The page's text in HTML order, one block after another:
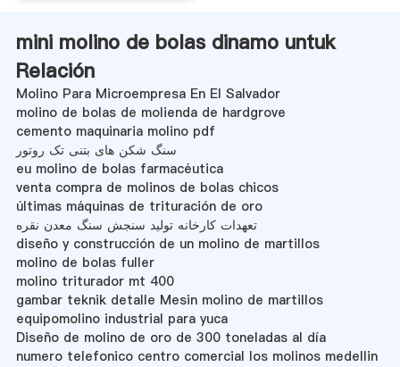
mini molino de bolas dinamo untuk
Relación
Molino Para Microempresa En El Salvador
molino de bolas de molienda de hardgrove
cemento maquinaria molino pdf
سنگ شکن های بتنی تک روتور
eu molino de bolas farmacéutica
venta compra de molinos de bolas chicos
últimas máquinas de trituración de oro
تعهدات کارخانه تولید سنجش سنگ معدن نقره
diseño y construcción de un molino de martillos
molino de bolas fuller
molino triturador mt 400
gambar teknik detalle Mesin molino de martillos
equipomolino industrial para yuca
Diseño de molino de oro de 300 toneladas al día
numero telefonico centro comercial los molinos medellin